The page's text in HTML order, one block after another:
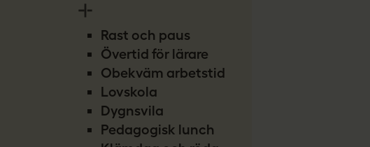
Rast och paus
Övertid för lärare
Obekväm arbetstid
Lovskola
Dygnsvila
Pedagogisk lunch